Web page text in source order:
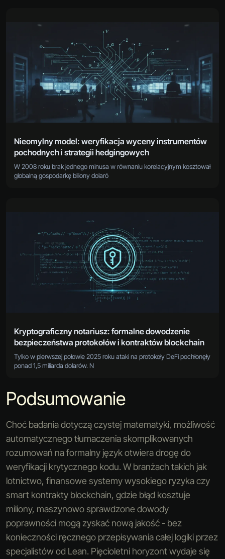
Nieomylny model: weryfikacja wyceny instrumentów
pochodnych i strategii hedgingowych
W 2008 roku brak jednego minusa w równaniu korelacyjnym kosztował
globalną gospodarkę biliony dolaró
Kryptograficzny notariusz: formalne dowodzenie
bezpieczeństwa protokołów i kontraktów blockchain
Tylko w pierwszej połowie 2025 roku ataki na protokoły DeFi pochłonęły
ponad 1,5 miliarda dolarów. N
Podsumowanie
Choć badania dotyczą czystej matematyki, możliwość
automatycznego tłumaczenia skomplikowanych
rozumowań na formalny język otwiera drogę do
weryfikacji krytycznego kodu. W branżach takich jak
lotnictwo, finansowe systemy wysokiego ryzyka czy
smart kontrakty blockchain, gdzie błąd kosztuje
miliony, maszynowo sprawdzone dowody
poprawności mogą zyskać nową jakość - bez
konieczności ręcznego przepisywania całej logiki przez
specjalistów od Lean. Pięcioletni horyzont wydaje się